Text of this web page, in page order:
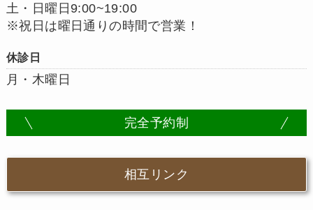
土・日曜日9:00~19:00
※祝日は曜日通りの時間で営業！
休診日
月・木曜日
完全予約制
相互リンク